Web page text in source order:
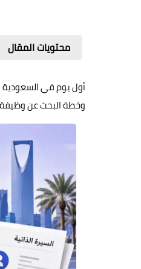
محتويات المقال
أول يوم في السعودية
وخطة البحث عن